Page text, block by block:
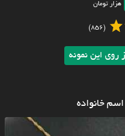
هزار تومان
(856)
این نمونه